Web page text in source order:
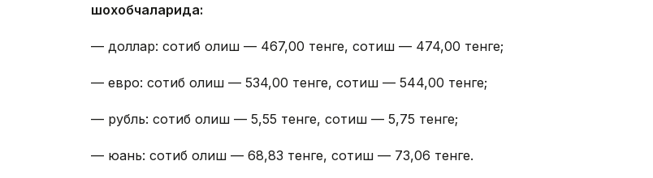
шохобчаларида:
— доллар: сотиб олиш — 467,00 тенге, сотиш — 474,00 тенге;
— евро: сотиб олиш — 534,00 тенге, сотиш — 544,00 тенге;
— рубль: сотиб олиш — 5,55 тенге, сотиш — 5,75 тенге;
— юань: сотиб олиш — 68,83 тенге, сотиш — 73,06 тенге.